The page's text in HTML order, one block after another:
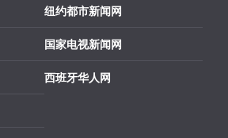
纽约都市新闻网
国家电视新闻网
西班牙华人网